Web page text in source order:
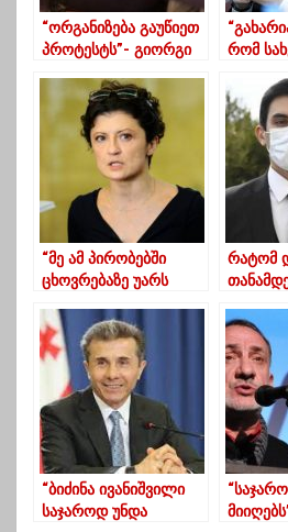
“ორგანიზება გაუწიეთ
პროტესტს”- გიორგი
მიმართავს
რომ
ხალხი”
“მე ამ პირობებში
ცხოვრებაზე უარს
რატომ
“ბიძინა ივანიშვილი
საჯაროდ უნდა